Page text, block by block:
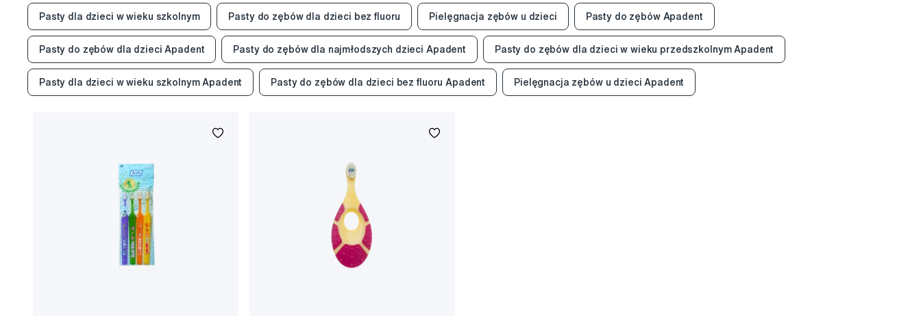
Pasty dla dzieci w wieku szkolnym Pasty do zębów dla dzieci bez fluoru Pielęgnacja zębów u dzieci Pasty do zębów Apadent
Pasty do zębów dla dzieci Apadent Pasty do zębów dla najmłodszych dzieci Apadent Pasty do zębów dla dzieci w wieku przedszkolnym Apadent
Pasty dla dzieci w wieku szkolnym Apadent Pasty do zębów dla dzieci bez fluoru Apadent Pielęgnacja zębów u dzieci Apadent